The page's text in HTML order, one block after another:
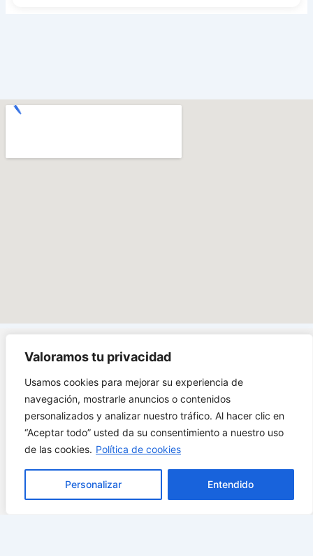
Valoramos tu privacidad
Usamos cookies para mejorar su experiencia de
navegación, mostrarle anuncios o contenidos
personalizados y analizar nuestro tráfico. Al hacer clic en
“Aceptar todo” usted da su consentimiento a nuestro uso
de las cookies. Política de cookies
Personalizar Entendido
Soacha Cundinamarca
Abierto de Domingo a
Domingo 9:00 a.m. -
9:00 p.m.
¿Cómo llegar?